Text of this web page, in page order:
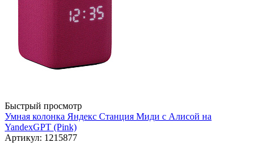
Быстрый просмотр
Умная колонка Яндекс Станция Миди с Алисой на
YandexGPT (Pink)
Артикул: 1215877